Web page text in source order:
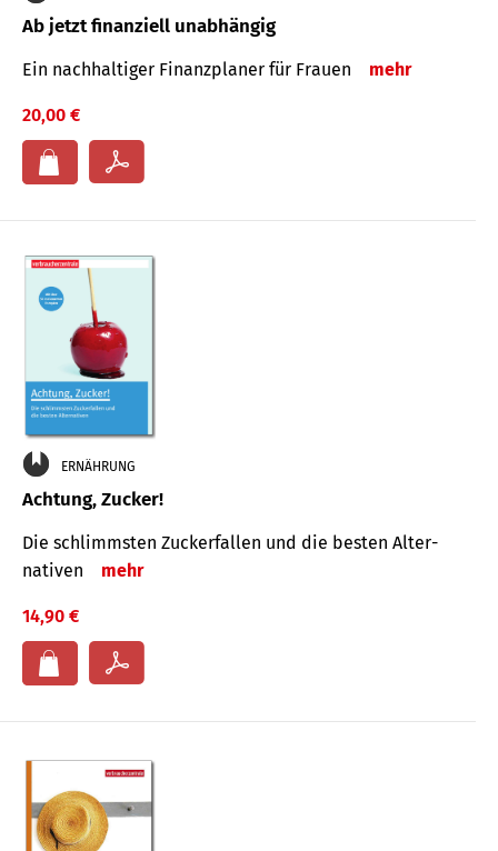
Ab jetzt finanziell unabhängig
Ein nachhaltiger Finanzplaner für Frauen mehr
20,00 €
ERNÄHRUNG
Achtung, Zucker!
Die schlimmsten Zucker­fallen und die besten Alter­
nativen
mehr
14,90 €